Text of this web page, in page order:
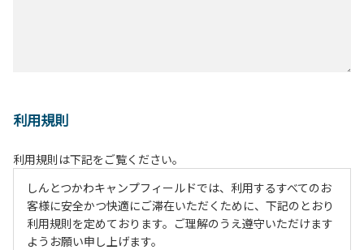
利用規則
利用規則は下記をご覧ください。
しんとつかわキャンプフィールドでは、利用するすべてのお
客様に安全かつ快適にご滞在いただくために、下記のとおり
利用規則を定めております。ご理解のうえ遵守いただけます
ようお願い申し上げます。